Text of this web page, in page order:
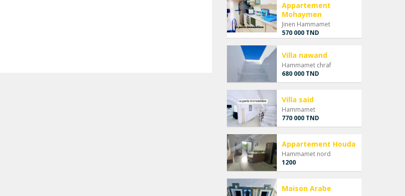
Appartement
Mohaymen
Jinen Hammamet
570 000 TND
Villa nawand
Hammamet chraf
680 000 TND
Villa said
Hammamet
770 000 TND
Appartement Houda
Hammamet nord
1200
Maison Arabe